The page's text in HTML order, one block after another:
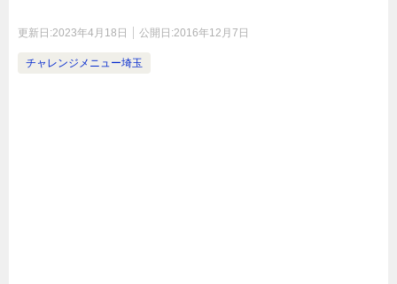
更新日:2023年4月18日 公開日:2016年12月7日
チャレンジメニュー埼玉